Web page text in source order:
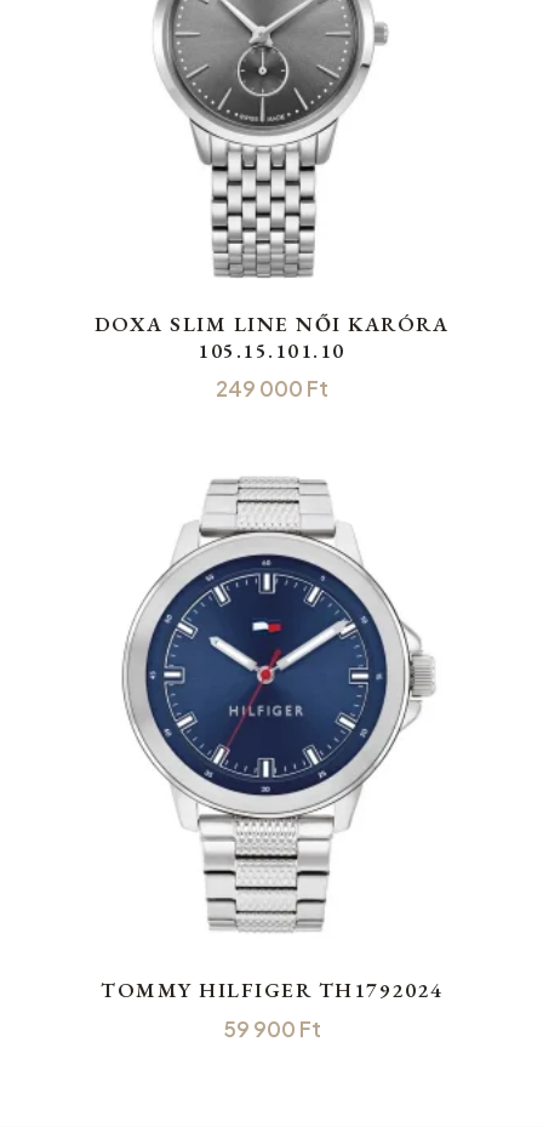
DOXA SLIM LINE NŐI KARÓRA
105.15.101.10
249 000 Ft
TOMMY HILFIGER TH1792024
59 900 Ft